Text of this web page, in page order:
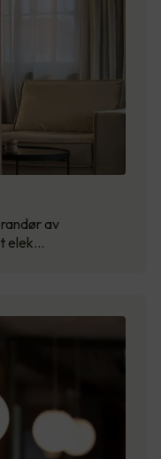
av
elek…